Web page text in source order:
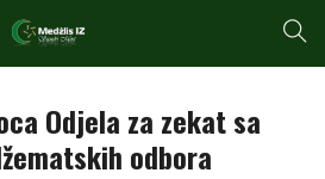
Odjela za zekat sa
odbora